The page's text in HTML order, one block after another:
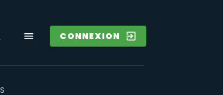
CONNEXION